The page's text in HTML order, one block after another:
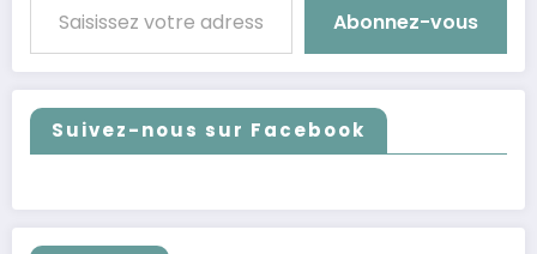
Abonnez-vous
Suivez-nous sur Facebook